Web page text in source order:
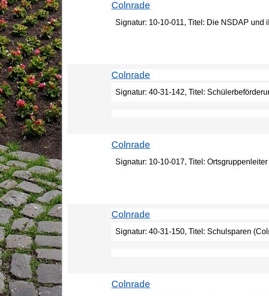
Colnrade
Signatur: 10-10-011, Titel: Die NSDAP
Colnrade
Signatur: 40-31-142, Titel:
Colnrade
Signatur: 10-10-017, Titel:
Colnrade
Signatur: 40-31-150, Titel: Schulsparen
Colnrade